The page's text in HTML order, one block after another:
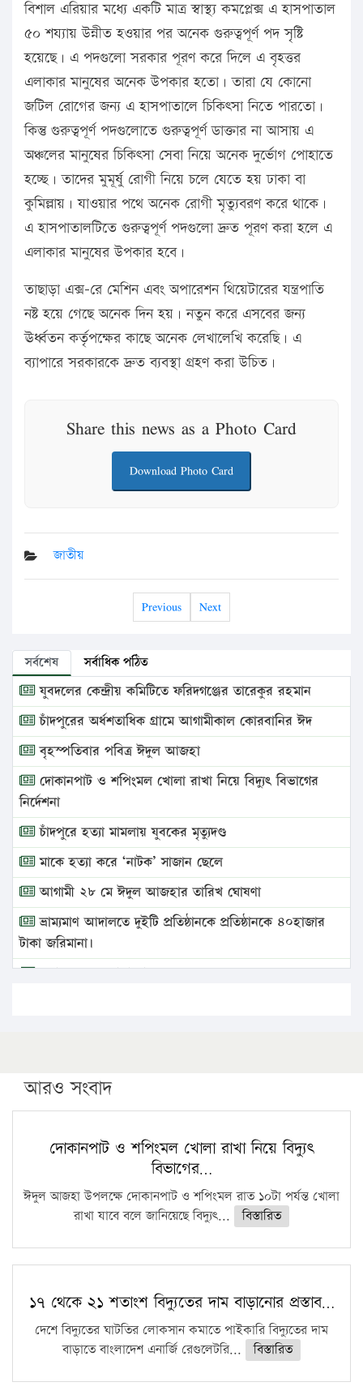
বিশাল এরিয়ার মধ্যে একটি মাত্র স্বাস্থ্য কমপ্লেক্স এ হাসপাতাল
৫০ শয্যায় উন্নীত হওয়ার পর অনেক গুরুত্বপূর্ণ পদ সৃষ্টি
হয়েছে। এ পদগুলো সরকার পূরণ করে দিলে এ বৃহত্তর
এলাকার মানুষের অনেক উপকার হতো। তারা যে কোনো
জটিল রোগের জন্য এ হাসপাতালে চিকিৎসা নিতে পারতো।
কিন্তু গুরুত্বপূর্ণ পদগুলোতে গুরুত্বপূর্ণ ডাক্তার না আসায় এ
অঞ্চলের মানুষের চিকিৎসা সেবা নিয়ে অনেক দুর্ভোগ পোহাতে
হচ্ছে। তাদের মুমূর্ষু রোগী নিয়ে চলে যেতে হয় ঢাকা বা
কুমিল্লায়। যাওয়ার পথে অনেক রোগী মৃত্যুবরণ করে থাকে।
এ হাসপাতালটিতে গুরুত্বপূর্ণ পদগুলো দ্রুত পূরণ করা হলে এ
এলাকার মানুষের উপকার হবে।
তাছাড়া এক্স-রে মেশিন এবং অপারেশন থিয়েটারের যন্ত্রপাতি
নষ্ট হয়ে গেছে অনেক দিন হয়। নতুন করে এসবের জন্য
ঊর্ধ্বতন কর্তৃপক্ষের কাছে অনেক লেখালেখি করেছি। এ
ব্যাপারে সরকারকে দ্রুত ব্যবস্থা গ্রহণ করা উচিত।
Share this news as a Photo Card
Download Photo Card
জাতীয়
Previous Next
সর্বশেষ সর্বাধিক পঠিত
যুবদলের কেন্দ্রীয় কমিটিতে ফরিদগঞ্জের তারেকুর রহমান
চাঁদপুরের অর্ধশতাধিক গ্রামে আগামীকাল কোরবানির ঈদ
বৃহস্পতিবার পবিত্র ঈদুল আজহা
দোকানপাট ও শপিংমল খোলা রাখা নিয়ে বিদ্যুৎ বিভাগের
নির্দেশনা
চাঁদপুরে হত্যা মামলায় যুবকের মৃত্যুদণ্ড
মাকে হত্যা করে ‘নাটক’ সাজান ছেলে
আগামী ২৮ মে ঈদুল আজহার তারিখ ঘোষণা
ভ্রাম্যমাণ আদালতে দুইটি প্রতিষ্ঠানকে প্রতিষ্ঠানকে ৪০হাজার
টাকা জরিমানা।
এবার লঞ্চের ভাড়া বাড়ল
পিএইচডি করছেন কুয়েটের কৃতি…
সারা দেশে বজ্রাঘাতে ১৪ জনের প্রাণহানি
কঠোর হচ্ছে এসএসসি ও এইচএসসি পরীক্ষা
ফরিদগঞ্জে আগুনে পুড়লো ৬ ব্যবসা প্রতিষ্ঠান
আরও সংবাদ
দোকানপাট ও শপিংমল খোলা রাখা নিয়ে বিদ্যুৎ
বিভাগের…
ঈদুল আজহা উপলক্ষে দোকানপাট ও শপিংমল রাত ১০টা পর্যন্ত খোলা
রাখা যাবে বলে জানিয়েছে বিদ্যুৎ...
বিস্তারিত
১৭ থেকে ২১ শতাংশ বিদ্যুতের দাম বাড়ানোর প্রস্তাব…
দেশে বিদ্যুতের ঘাটতির লোকসান কমাতে পাইকারি বিদ্যুতের দাম
বাড়াতে বাংলাদেশ এনার্জি রেগুলেটরি...
বিস্তারিত